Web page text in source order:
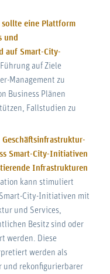
sollte eine Plattform
und
auf Smart-City-
auf Ziele
Management zu
Business Plänen
Fallstudien zu
Smart-City-Initiativen
Infrastrukturen
kann stimuliert
City-Initiativen mit
und Services,
Besitz sind oder
werden. Diese
werden als
und rekonfigurierbarer